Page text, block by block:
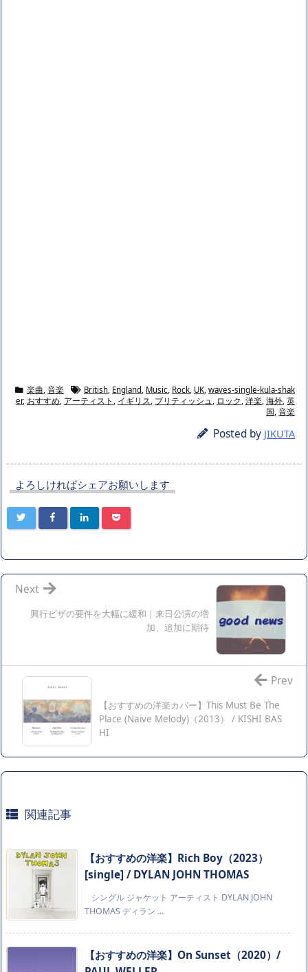
楽曲, 音楽 British, England, Music, Rock, UK, waves-single-kula-shak
er, おすすめ, アーティスト , イギリス, ブリティッシュ, ロック , 洋楽, 海外, 英
国, 音楽
Posted by JIKUTA
よろしければシェアお願いします
興行ビザの要件を大幅に緩和｜来日公演の増
加、追加に期待
Next
【おすすめの洋楽カバー】This Must Be The
Place (Naive Melody)（2013） / KISHI BAS
HI
Prev
関連記事
【おすすめの洋楽】Rich Boy（2023）
[single] / DYLAN JOHN THOMAS
シングル ジャケット アーティスト DYLAN JOHN
THOMAS ディラン ...
【おすすめの洋楽】On Sunset（2020）/